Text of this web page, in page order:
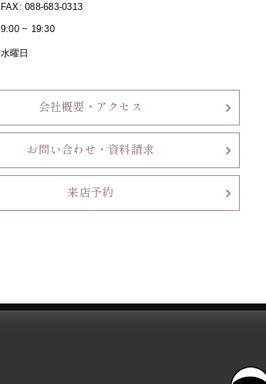
FAX: 088-683-0313
9:00 ~ 19:30
水曜日
会社概要・アクセス
お問い合わせ・資料請求
来店予約